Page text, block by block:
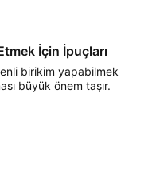
İçin İpuçları
birikim yapabilmek
büyük önem taşır.